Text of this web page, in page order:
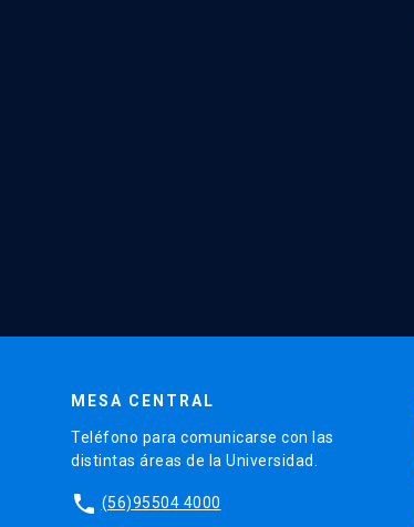
MESA CENTRAL
Teléfono para comunicarse con las
distintas áreas de la Universidad.
phone (56)95504 4000